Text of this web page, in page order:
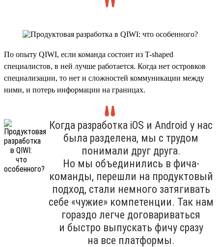
По опыту QIWI, если команда состоит из T-shaped
специалистов, в ней лучше работается. Когда нет островков
специализации, то нет и сложностей коммуникации между
ними, и потерь информации на границах.
Когда разработка iOS и Android у нас
была разделена, мы с трудом
понимали друг друга.
Но мы объединились в фича-
команды, перешли на продуктовый
подход, стали немного затягивать
себе «чужие» компетенции. Так нам
гораздо легче договариваться
и быстро выпускать фичу сразу
на все платформы.